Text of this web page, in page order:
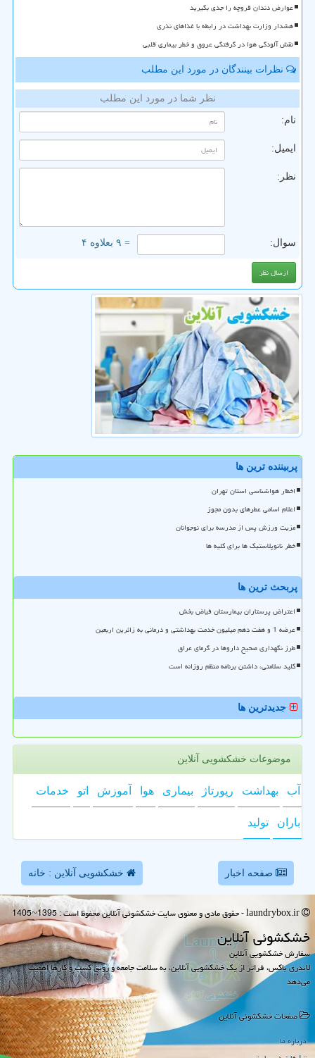
عوارض دندان قروچه را جدی بگیرید
هشدار وزارت بهداشت در رابطه با غذاهای نذری
نقش آلودگی هوا در گرفتگی عروق و خطر بیماری قلبی
نظرات بینندگان در مورد این مطلب
نظر شما در مورد این مطلب
نام:
ایمیل:
نظر:
سوال: = ۹ بعلاوه ۴
پربیننده ترین ها
اخطار هواشناسی استان تهران
اعلام اسامی عطرهای بدون مجوز
مزیت ورزش پس از مدرسه برای نوجوانان
خطر نانوپلاستیک ها برای کلیه ها
پربحث ترین ها
اعتراض پرستاران بیمارستان فیاض بخش
عرضه 1 و هفت دهم میلیون خدمت بهداشتی و درمانی به زائرین اربعین
طرز نگهداری صحیح داروها در گرمای عراق
کلید سلامتی، داشتن برنامه منظم روزانه است
جدیدترین ها
موضوعات خشکشویی آنلاین
آب بهداشت رپورتاژ بیماری هوا آموزش اتو خدمات
باران تولید
صفحه اخبار خشکشویی آنلاین : خانه
خشكشوئی آنلاین
سفارش خشکشویی آنلاین
لاندری باکس، فراتر از یک خشکشویی آنلاین، به سلامت جامعه و رونق کسب و کارها اهمیت
می‌دهد
صفحات خشكشوئی آنلاین
درباره ما